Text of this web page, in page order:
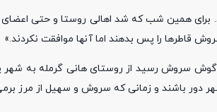
برای همین شب که شد اهالی روستا و حتی
قاطرها را پس بدهند اما آنها موافقت نکردند.»
سروش رسید از روستای هانی گرمله به شهر
شهر دور باشند و زمانی که سروش و سهیل از مرز